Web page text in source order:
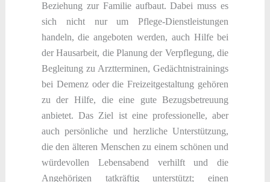
Beziehung zur Familie aufbaut. Dabei muss es
sich nicht nur um Pflege-Dienstleistungen
handeln, die angeboten werden, auch Hilfe bei
der Hausarbeit, die Planung der Verpflegung, die
Begleitung zu Arztterminen, Gedächtnistrainings
bei Demenz oder die Freizeitgestaltung gehören
zu der Hilfe, die eine gute Bezugsbetreuung
anbietet. Das Ziel ist eine professionelle, aber
auch persönliche und herzliche Unterstützung,
die den älteren Menschen zu einem schönen und
würdevollen Lebensabend verhilft und die
Angehörigen tatkräftig unterstützt; einen